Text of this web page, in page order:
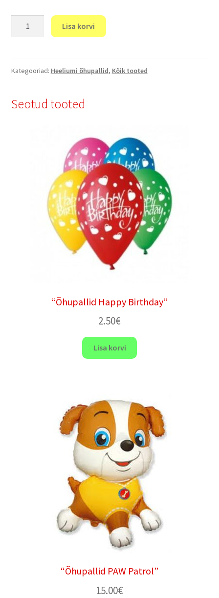
Lisa korvi
Kategooriad: Heeliumi õhupallid, Kõik tooted
Seotud tooted
“Õhupallid Happy Birthday”
2.50€
Lisa korvi
“Õhupallid PAW Patrol”
15.00€